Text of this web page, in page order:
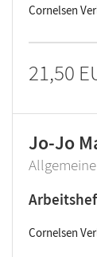
Cornelsen
21,50
Jo-Jo
Cornelsen